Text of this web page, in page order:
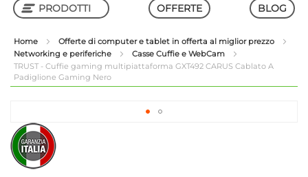
al
PRODOTTI
Shop in Shop
OFFERTE BLOG
Home
Offerte di computer e tablet in offerta al miglior prezzo
Networking e periferiche
Casse Cuffie e WebCam
TRUST - Cuffie gaming multipiattaforma GXT492 CARUS Cablato A
Padiglione Gaming Nero
fine
della
galleria
Vai
all'inizio
della
galleria